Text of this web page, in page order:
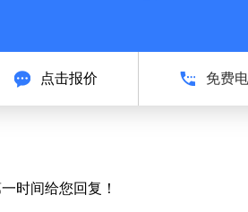
层致密性，减少水汽、油污渗透管
界环境加速老化。整套抗老化设计
时间给您回复！